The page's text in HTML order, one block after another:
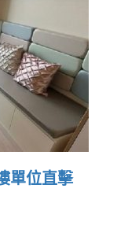
單位直擊